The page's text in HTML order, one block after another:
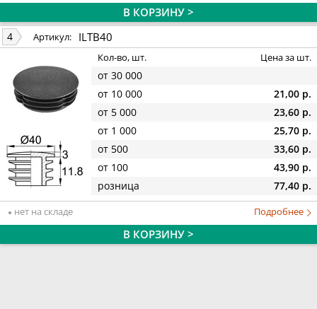
В КОРЗИНУ >
4 Артикул: ILTB40
Кол-во, шт. Цена за шт.
от 30 000
от 10 000
21,00 р.
от 5 000
23,60 р.
от 1 000
25,70 р.
от 500
33,60 р.
от 100
43,90 р.
розница
77,40 р.
нет на складе Подробнее
В КОРЗИНУ >